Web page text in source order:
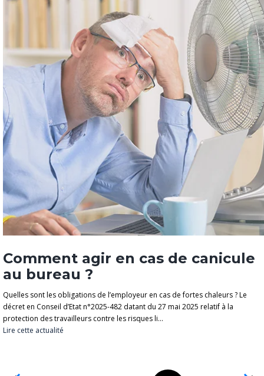
Comment agir en cas de canicule
au bureau ?
Quelles sont les obligations de l’employeur en cas de fortes chaleurs ? Le
décret en Conseil d’Etat n°2025-482 datant du 27 mai 2025 relatif à la
protection des travailleurs contre les risques li...
Lire cette actualité